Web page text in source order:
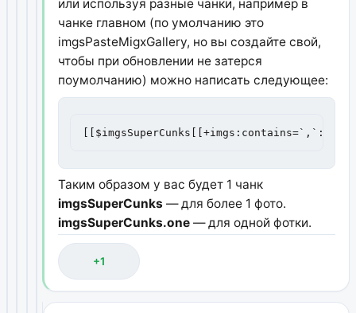
или используя разные чанки, например в
чанке главном (по умолчанию это
imgsPasteMigxGallery, но вы создайте свой,
чтобы при обновлении не затерся
поумолчанию) можно написать следующее:
Таким образом у вас будет 1 чанк
imgsSuperCunks — для более 1 фото.
imgsSuperCunks.one— для одной фотки.
+1